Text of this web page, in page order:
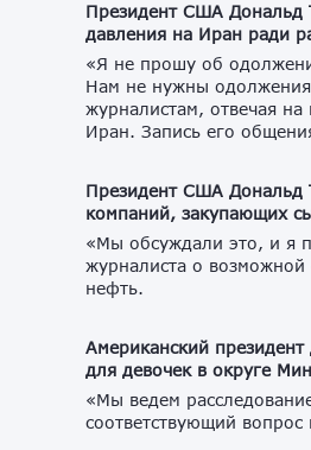
Президент США Дональд
давления на Иран ради
«Я не прошу об
Нам не нужны
журналистам, отвечая
Иран. Запись его
Президент США Дональд
компаний, закупающих
«Мы обсуждали это, и я
журналиста о
нефть.
Американский
для девочек в округе
«Мы ведем
соответствующий